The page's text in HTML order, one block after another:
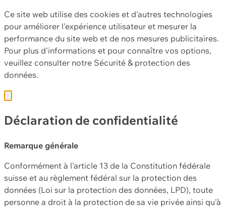
Ce site web utilise des cookies et d'autres technologies
pour améliorer l'expérience utilisateur et mesurer la
performance du site web et de nos mesures publicitaires.
Pour plus d'informations et pour connaître vos options,
veuillez consulter notre Sécurité & protection des
données.
Déclaration de confidentialité
Remarque générale
Conformément à l'article 13 de la Constitution fédérale
suisse et au règlement fédéral sur la protection des
données (Loi sur la protection des données, LPD), toute
personne a droit à la protection de sa vie privée ainsi qu'à